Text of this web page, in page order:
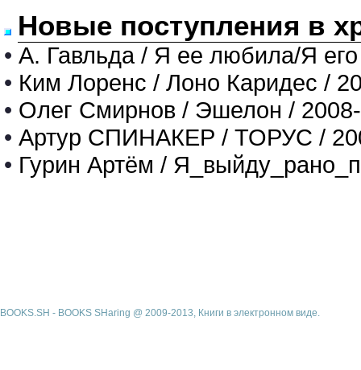
Новые поступления в
• А. Гавльда / Я ее любила/Я
• Ким Лоренс / Лоно Каридес /
• Олег Смирнов / Эшелон /
• Артур СПИНАКЕР / ТОРУС /
• Гурин Артём /
BOOKS.SH - BOOKS SHaring @ 2009-2013, Книги в электронном виде.